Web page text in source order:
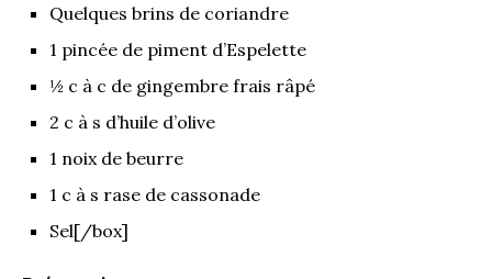
Quelques brins de coriandre
1 pincée de piment d’Espelette
½ c à c de gingembre frais râpé
2 c à s d’huile d’olive
1 noix de beurre
1 c à s rase de cassonade
Sel[/box]